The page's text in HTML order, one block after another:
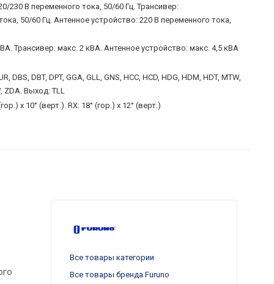
230 В переменного тока, 50/60 Гц. Трансивер:
50/60 Гц. Антенное устройство: 220 В переменного тока,
Трансивер: макс. 2 кВА. Антенное устройство: макс. 4,5 кВА
DBS, DBT, DPT, GGA, GLL, GNS, HCC, HCD, HDG, HDM, HDT, MTW,
ZDA. Выход: TLL
х 10° (верт.). RX: 18° (гор.) х 12° (верт.)
Все товары категории
Все товары бренда Furuno